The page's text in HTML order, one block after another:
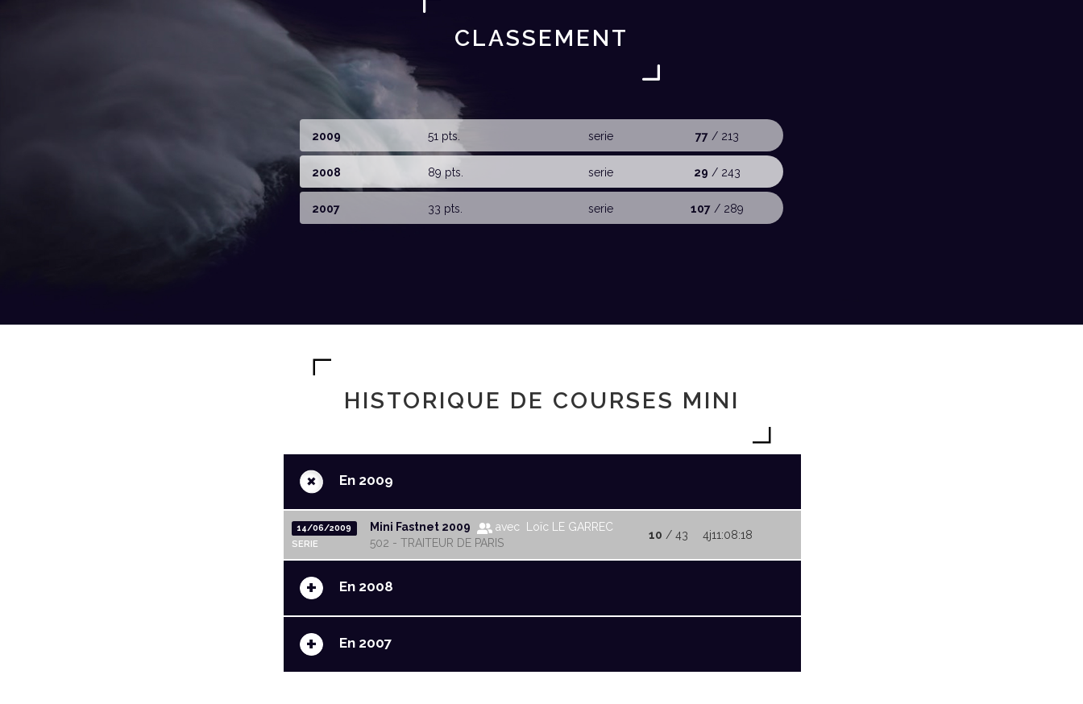
CLASSEMENT
2009 51 pts. serie 77 / 213
2008 89 pts. serie 29 / 243
2007 33 pts. serie 107 / 289
HISTORIQUE DE COURSES MINI
+ En 2009
14/06/2009
SERIE
Mini Fastnet 2009
avec Loïc LE GARREC
502 - TRAITEUR DE PARIS
10 / 43 4j11:08:18
+ En 2008
+ En 2007